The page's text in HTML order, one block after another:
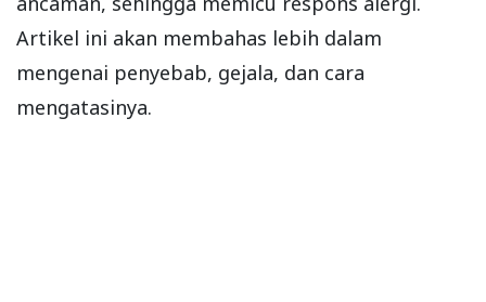
Artikel ini akan membahas lebih dalam
mengenai penyebab, gejala, dan cara
mengatasinya.